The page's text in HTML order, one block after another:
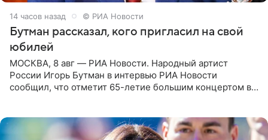
14 часов назад © РИА Новости
Бутман рассказал, кого пригласил на свой
юбилей
МОСКВА, 8 авг — РИА Новости. Народный артист
России Игорь Бутман в интервью РИА Новости
сообщил, что отметит 65-летие большим концертом в